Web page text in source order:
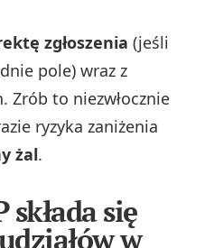
zgłoszenia (jeśli
pole) wraz z
Zrób to niezwłocznie
ryzyka zaniżenia
żal.
składa się
w